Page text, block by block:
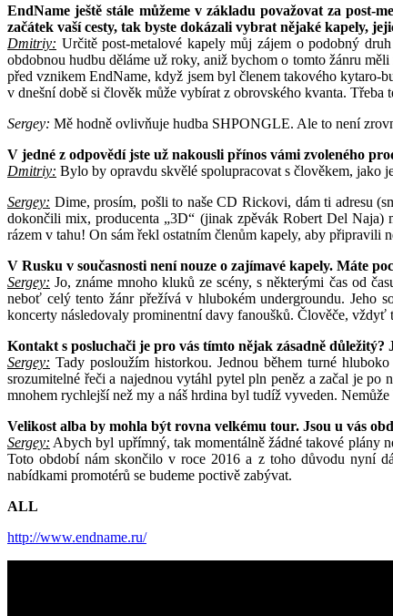
EndName ještě stále můžeme v základu považovat za post-
začátek vaší cesty, tak byste dokázali vybrat nějaké kapely,
Dmitriy: Určitě post-metalové kapely můj zájem o podobný
obdobnou hudbu děláme už roky, aniž bychom o tomto žánru
před vznikem EndName, když jsem byl členem takového
v dnešní době si člověk může vybírat z obrovského kvanta.
Sergey: Mě hodně ovlivňuje hudba SHPONGLE. Ale to není
V jedné z odpovědí jste už nakousli přínos vámi zvoleného
Dmitriy: Bylo by opravdu skvělé spolupracovat s člověkem, jako
Sergey: Dime, prosím, pošli to naše CD Rickovi, dám ti adresu
dokončili mix, producenta „3D“ (jinak zpěvák Robert Del
rázem v tahu! On sám řekl ostatním členům kapely, aby připravili
V Rusku v současnosti není nouze o zajímavé kapely. Máte
Sergey: Jo, známe mnoho kluků ze scény, s některými čas od
neboť celý tento žánr přežívá v hlubokém undergroundu. Jeho
koncerty následovaly prominentní davy fanoušků. Člověče,
Kontakt s posluchači je pro vás tímto nějak zásadně důležitý?
Sergey: Tady posloužím historkou. Jednou během turné
srozumitelné řeči a najednou vytáhl pytel pln peněz a začal je
mnohem rychlejší než my a náš hrdina byl tudíž vyveden.
Velikost alba by mohla být rovna velkému tour. Jsou u vás
Sergey: Abych byl upřímný, tak momentálně žádné takové plány
Toto období nám skončilo v roce 2016 a z toho důvodu nyní
nabídkami promotérů se budeme poctivě zabývat.
ALL
http://www.endname.ru/